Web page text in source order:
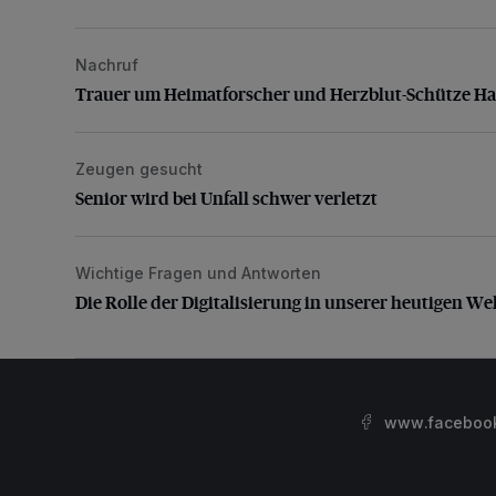
Trauer um Heimatforscher und Herzblut-Schütze
Nachruf
Trauer um Heimatforscher und Herzblut-Schütze
Senior wird bei Unfall schwer verletzt
Zeugen gesucht
Senior wird bei Unfall schwer verletzt
Die Rolle der Digitalisierung in unserer heutigen Welt
Wichtige Fragen und Antworten
Die Rolle der Digitalisierung in unserer heutigen